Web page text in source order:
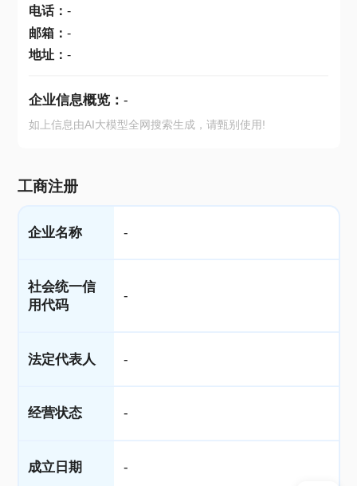
电话： -
邮箱： -
地址： -
企业信息概览： -
如上信息由AI大模型全网搜索生成，请甄别使用!
工商注册
企业名称 -
社会统一信
用代码
-
法定代表人 -
经营状态 -
成立日期 -